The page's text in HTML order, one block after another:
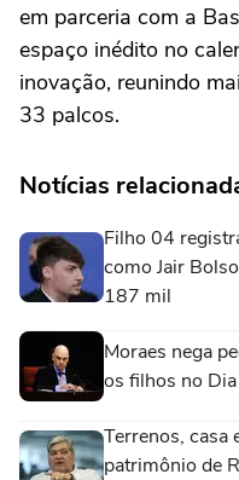
em parceria com a
espaço inédito no
inovação, reunindo
33 palcos.
Notícias
Filho 04
como Jair
187 mil
Moraes nega
os filhos no
Terrenos, casa
patrimônio de